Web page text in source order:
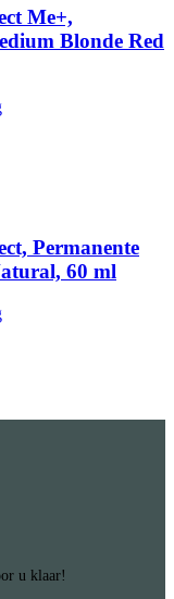
Me+,
Blonde Red
Permanente
60 ml
u klaar!